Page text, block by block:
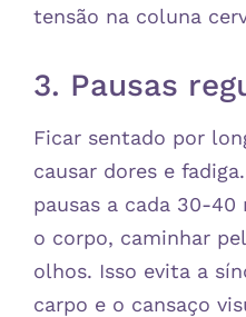
tensão na coluna
3. Pausas
Ficar sentado por
causar dores e
pausas a cada 30-
o corpo, caminhar
olhos. Isso evita a
carpo e o cansaço